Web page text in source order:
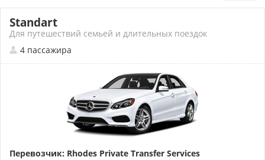
Standart
Для путешествий семьей и длительных поездок
4 пассажира
Перевозчик: Rhodes Private Transfer Services